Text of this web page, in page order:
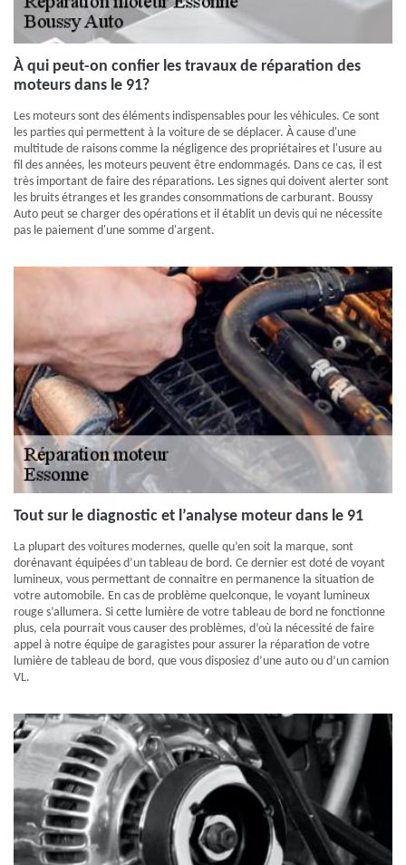
À qui peut-on confier les travaux de réparation des
moteurs dans le 91?
Les moteurs sont des éléments indispensables pour les véhicules. Ce sont
les parties qui permettent à la voiture de se déplacer. À cause d'une
multitude de raisons comme la négligence des propriétaires et l'usure au
fil des années, les moteurs peuvent être endommagés. Dans ce cas, il est
très important de faire des réparations. Les signes qui doivent alerter sont
les bruits étranges et les grandes consommations de carburant. Boussy
Auto peut se charger des opérations et il établit un devis qui ne nécessite
pas le paiement d'une somme d'argent.
Tout sur le diagnostic et l’analyse moteur dans le 91
La plupart des voitures modernes, quelle qu’en soit la marque, sont
dorénavant équipées d’un tableau de bord. Ce dernier est doté de voyant
lumineux, vous permettant de connaitre en permanence la situation de
votre automobile. En cas de problème quelconque, le voyant lumineux
rouge s’allumera. Si cette lumière de votre tableau de bord ne fonctionne
plus, cela pourrait vous causer des problèmes, d’où la nécessité de faire
appel à notre équipe de garagistes pour assurer la réparation de votre
lumière de tableau de bord, que vous disposiez d’une auto ou d’un camion
VL.